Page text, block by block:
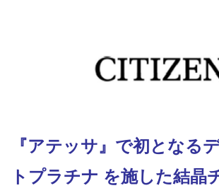
『アテッサ』で初となる
トプラチナ を施した結晶